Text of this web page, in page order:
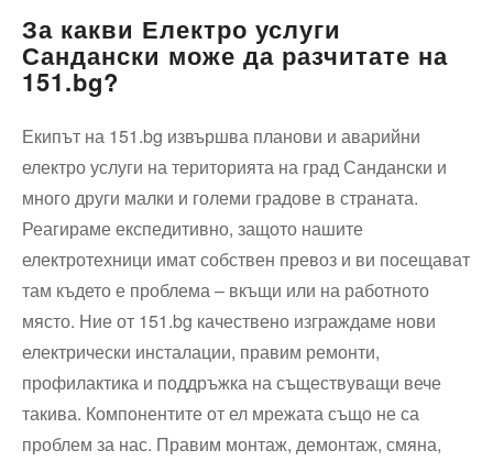
За какви Електро услуги
Сандански може да разчитате на
151.bg?
Екипът на 151.bg извършва планови и аварийни
електро услуги на територията на град Сандански и
много други малки и големи градове в страната.
Реагираме експедитивно, защото нашите
електротехници имат собствен превоз и ви посещават
там където е проблема – вкъщи или на работното
място. Ние от 151.bg качествено изграждаме нови
електрически инсталации, правим ремонти,
профилактика и поддръжка на съществуващи вече
такива. Компонентите от ел мрежата също не са
проблем за нас. Правим монтаж, демонтаж, смяна,